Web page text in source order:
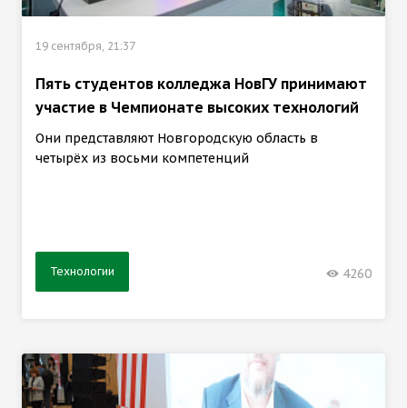
19 сентября, 21:37
Пять студентов колледжа НовГУ принимают
участие в Чемпионате высоких технологий
Они представляют Новгородскую область в
четырёх из восьми компетенций
Технологии 4260